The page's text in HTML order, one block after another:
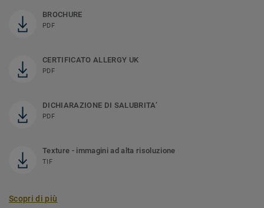
BROCHURE
PDF
CERTIFICATO ALLERGY UK
PDF
DICHIARAZIONE DI SALUBRITA’
PDF
Texture - immagini ad alta risoluzione
TIF
Scopri di più